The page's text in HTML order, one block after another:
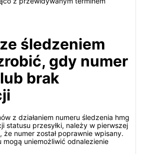
śledzeniem
gdy numer
brak
z działaniem numeru śledzenia hmg
statusu przesyłki, należy w pierwszej
że numer został poprawnie wpisany.
mogą uniemożliwić odnalezienie